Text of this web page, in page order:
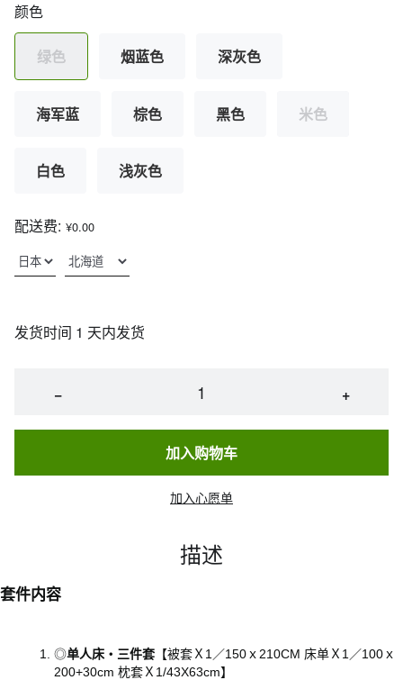
颜色
绿色 烟蓝色 深灰色
海军蓝 棕色 黑色 米色
白色 浅灰色
配送费: ¥0.00
发货时间 1 天内发货
− +
加入购物车
加入心愿单
描述
套件内容
◎单人床・三件套 【被套Ｘ1／150ｘ210CM 床单Ｘ1／100ｘ
200+30cm 枕套Ｘ1/43X63cm】